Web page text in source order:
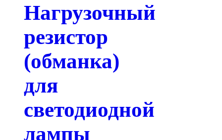
Нагрузочный
резистор
(обманка)
для
светодиодной
лампы